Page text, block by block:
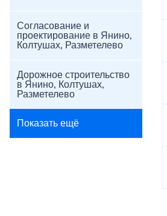
Согласование и
проектирование в Янино,
Колтушах, Разметелево
Дорожное строительство
в Янино, Колтушах,
Разметелево
Показать ещё